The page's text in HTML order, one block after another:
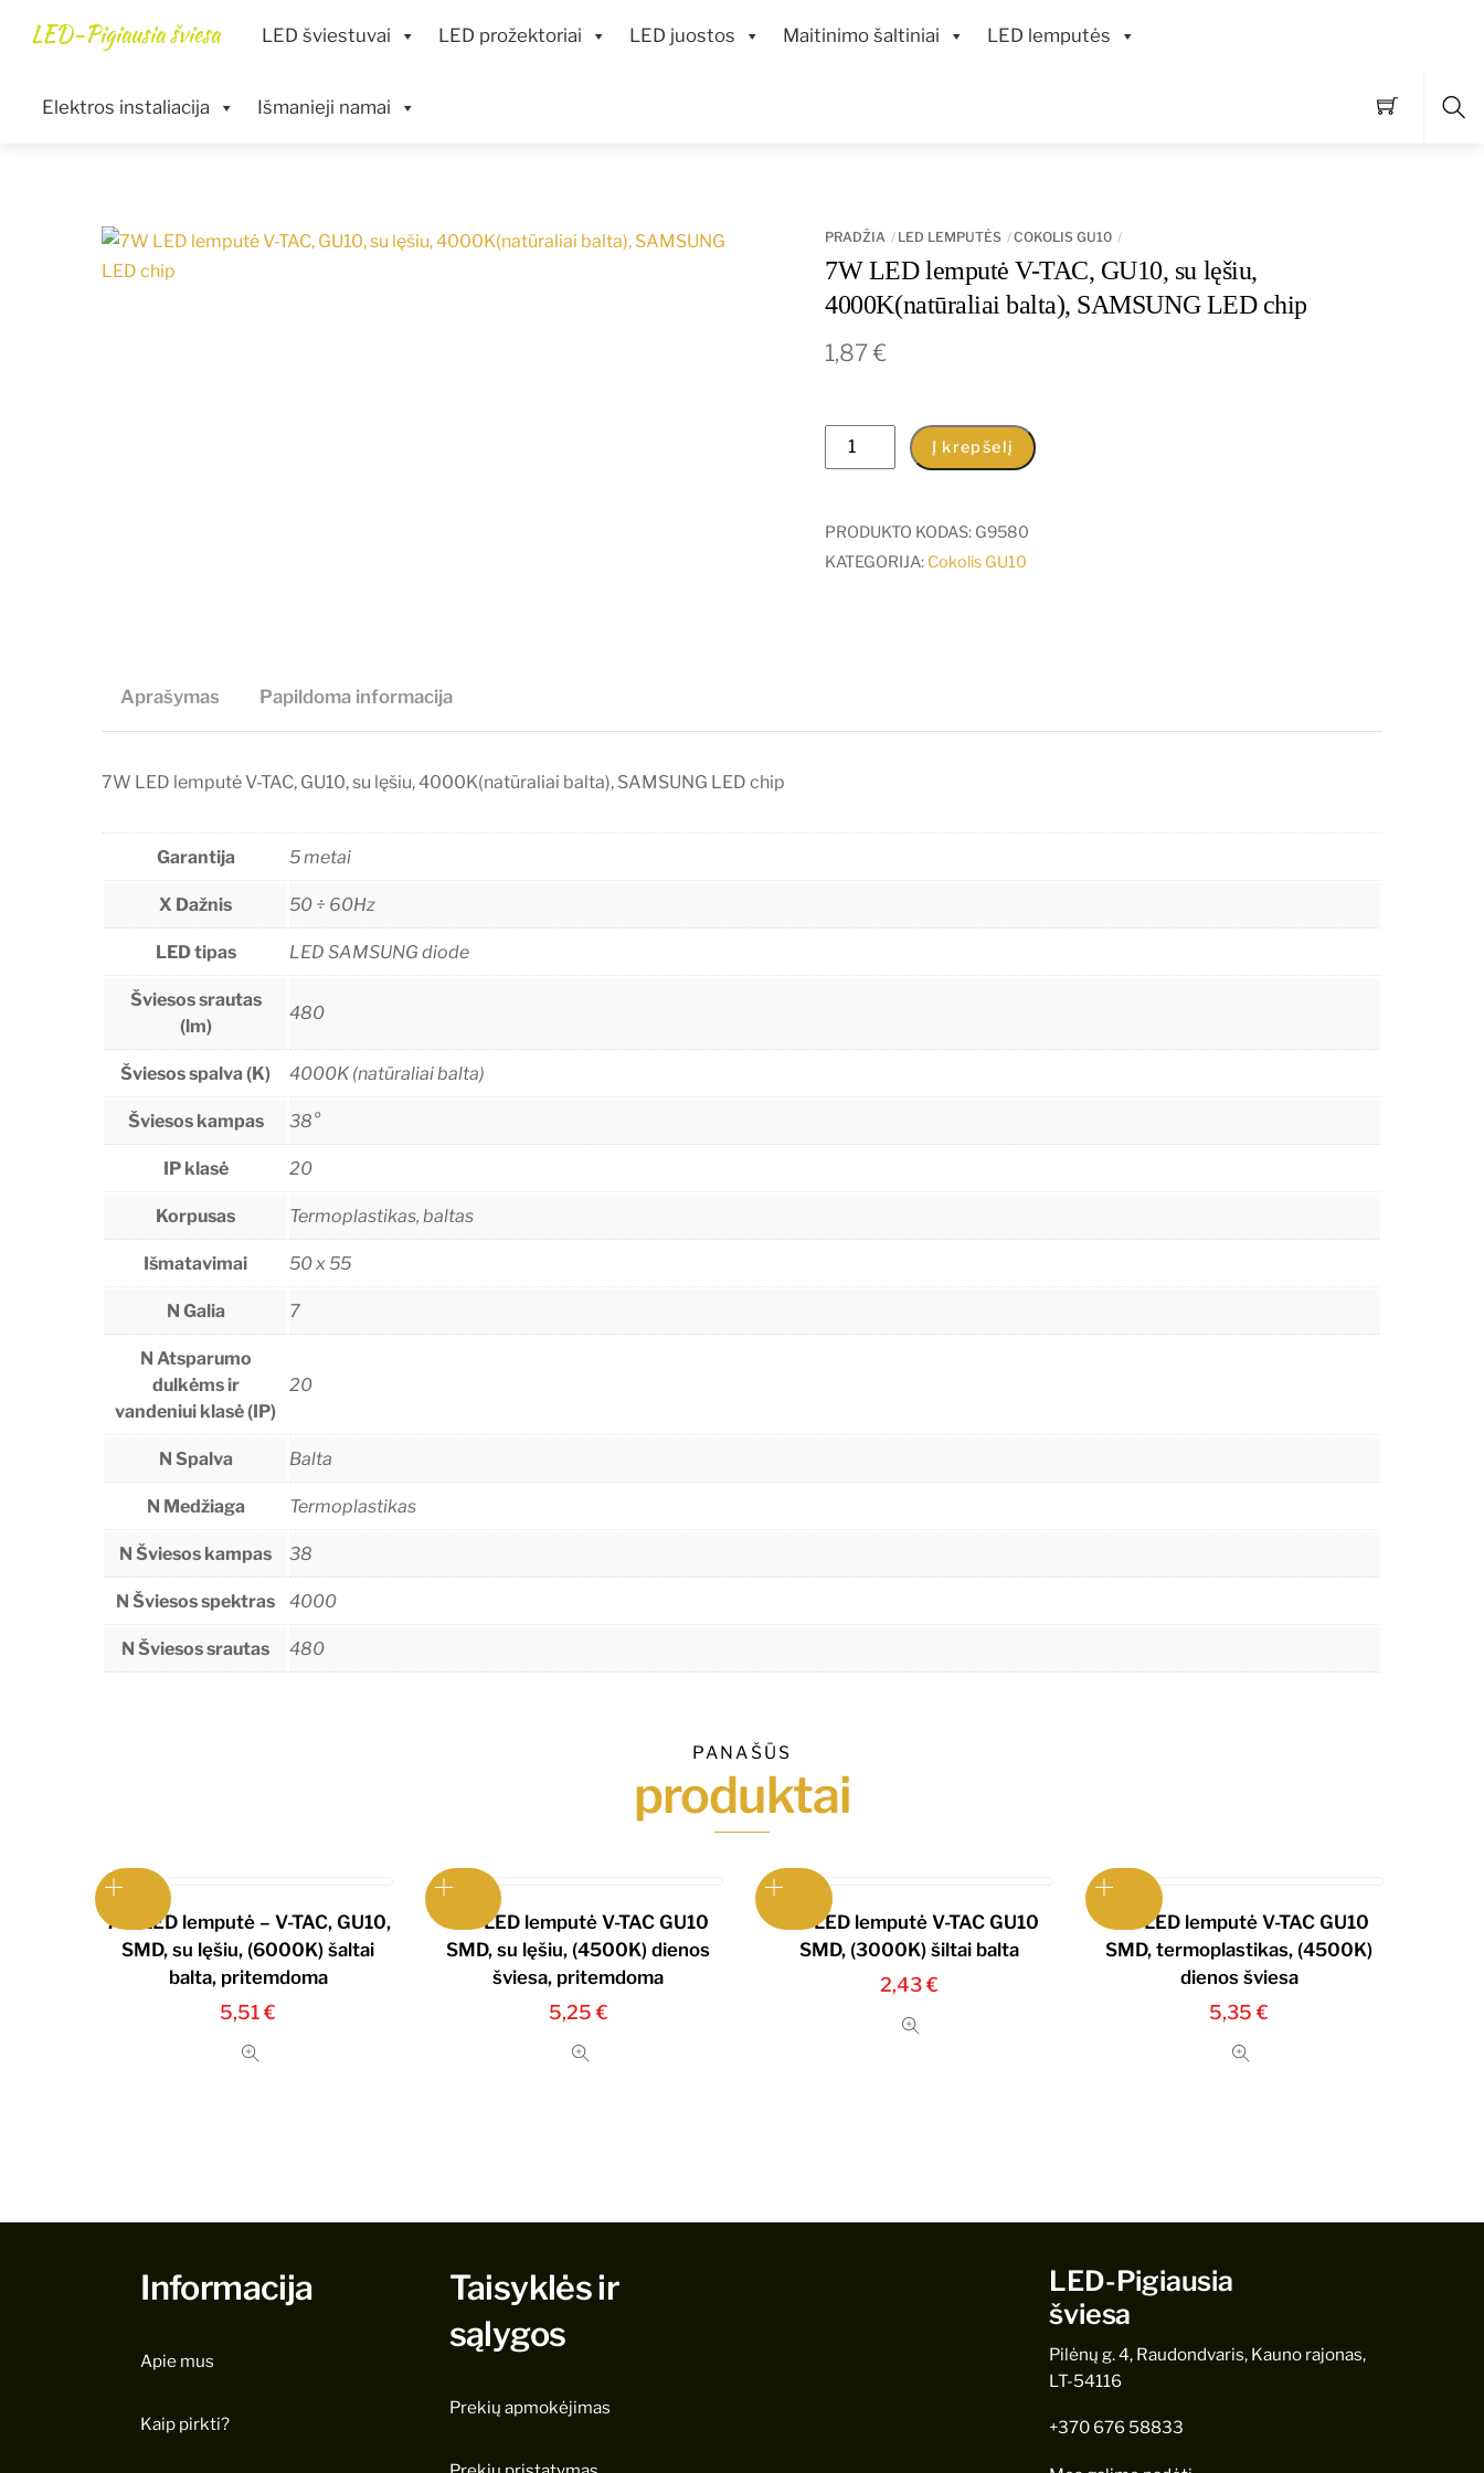
LED-Pigiausia šviesa LED šviestuvai LED prožektoriai LED juostos Maitinimo šaltiniai LED lemputės
Elektros instaliacija Išmanieji namai
PRADŽIA LED LEMPUTĖS COKOLIS GU10
7W LED lemputė V-TAC, GU10, su lęšiu,
4000K(natūraliai balta), SAMSUNG LED chip
1,87€
produkto
kiekis:
LED
lemputė
4000K(natūraliai
Į krepšelį
PRODUKTO KODAS: G9580
KATEGORIJA: Cokolis GU10
Aprašymas Papildoma informacija
7W LED lemputė V-TAC, GU10, su lęšiu, 4000K(natūraliai balta), SAMSUNG LED chip
Garantija 5 metai
X Dažnis 50 ÷ 60Hz
LED tipas LED SAMSUNG diode
Šviesos srautas
(lm)
480
Šviesos spalva (K) 4000K (natūraliai balta)
Šviesos kampas 38°
IP klasė 20
Korpusas Termoplastikas, baltas
Išmatavimai 50 x 55
N Galia 7
N Atsparumo
dulkėms ir
vandeniui klasė (IP)
20
N Spalva Balta
N Medžiaga Termoplastikas
N Šviesos kampas 38
N Šviesos spektras 4000
N Šviesos srautas 480
PANAŠŪS
produktai
7W LED lemputė – V-TAC, GU10,
SMD, su lęšiu, (6000K) šaltai
balta, pritemdoma
5,51€
7W LED lemputė V-TAC GU10
SMD, su lęšiu, (4500K) dienos
šviesa, pritemdoma
5,25 €
7W LED lemputė V-TAC GU10
SMD, (3000K) šiltai balta
2,43€
7W LED lemputė V-TAC GU10
SMD, termoplastikas, (4500K)
dienos šviesa
5,35€
LED-Pigiausia
šviesa
Pilėnų g. 4, Raudondvaris, Kauno rajonas,
LT-54116
+370 676 58833
Informacija
Apie mus
Kaip pirkti?
Taisyklės ir
sąlygos
Prekių apmokėjimas